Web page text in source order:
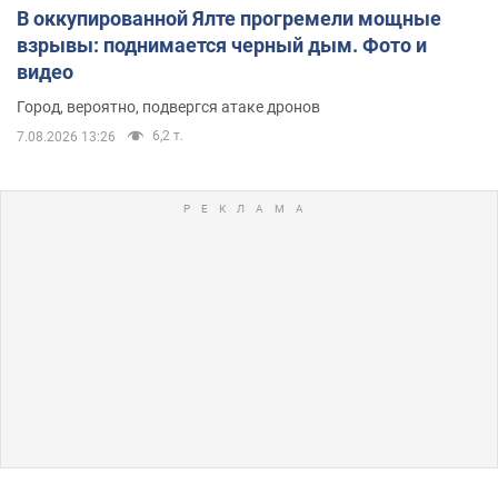
В оккупированной Ялте прогремели мощные
взрывы: поднимается черный дым. Фото и
видео
Город, вероятно, подвергся атаке дронов
7.08.2026 13:26 6,2 т.